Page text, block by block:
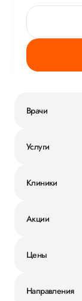
Врачи
Услуги
Клиники
Акции
Цены
Направления